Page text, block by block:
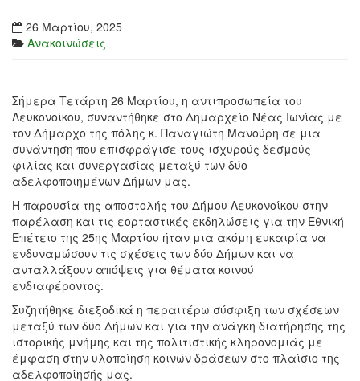
26 Μαρτίου, 2025
Ανακοινώσεις
Σήμερα Τετάρτη 26 Μαρτίου, η αντιπροσωπεία του
Λευκονοίκου, συναντήθηκε στο Δημαρχείο Νέας Ιωνίας με
τον Δήμαρχο της πόλης κ. Παναγιώτη Μανούρη σε μια
συνάντηση που επισφράγισε τους ισχυρούς δεσμούς
φιλίας και συνεργασίας μεταξύ των δύο
αδελφοποιημένων Δήμων μας.
Η παρουσία της αποστολής του Δήμου Λευκονοίκου στην
παρέλαση και τις εορταστικές εκδηλώσεις για την Εθνική
Επέτειο της 25ης Μαρτίου ήταν μια ακόμη ευκαιρία να
ενδυναμώσουν τις σχέσεις των δύο Δήμων και να
ανταλλάξουν απόψεις για θέματα κοινού
ενδιαφέροντος.
Συζητήθηκε διεξοδικά η περαιτέρω σύσφιξη των σχέσεων
μεταξύ των δύο Δήμων και για την ανάγκη διατήρησης της
ιστορικής μνήμης και της πολιτιστικής κληρονομιάς με
έμφαση στην υλοποίηση κοινών δράσεων στο πλαίσιο της
αδελφοποίησής μας.